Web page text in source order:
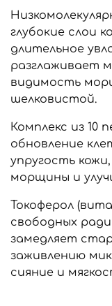
глубокие слои
длительное
разглаживает
видимость
шелковистой.
Комплекс из 10
обновление
упругость
морщины и
Токоферол
свободных
замедляет
заживлению
сияние и